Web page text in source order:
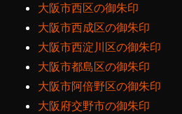
大阪市西区の御朱印
大阪市西成区の御朱印
大阪市西淀川区の御朱印
大阪市都島区の御朱印
大阪市阿倍野区の御朱印
大阪府交野市の御朱印